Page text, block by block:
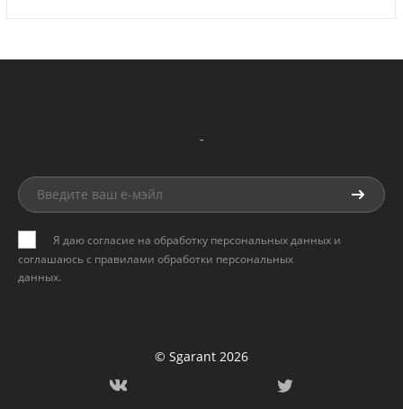
-
Я даю согласие на обработку персональных данных и
соглашаюсь с правилами обработки персональных
данных.
© Sgarant 2026